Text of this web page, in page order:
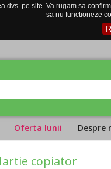
pe site. Va rugam sa
sa nu functioneze
Oferta lunii Despre
copiator